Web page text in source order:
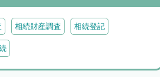
相続財産調査 相続登記